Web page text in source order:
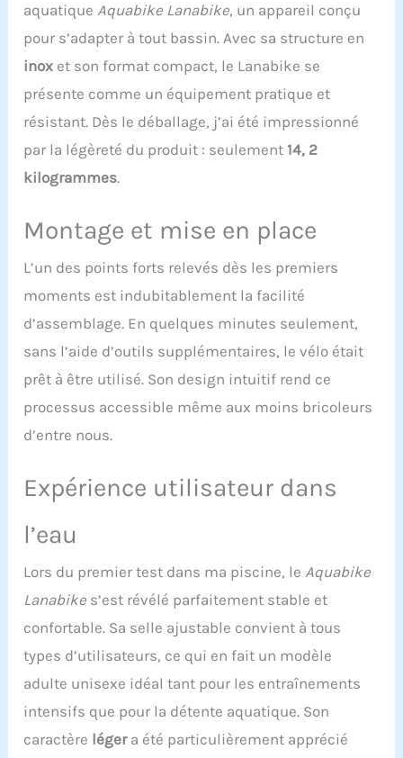
été pensée pour
optimiser vos exercices
aquatiques. La selle tout
comme le guidon sont
réglables en hauteur
grâce aux montants
gradués et le système
Click & Turn Structure en
Elle est
remarquablement bien
et sa légèreté ainsi que
sa capacité de drainage
l'eau en quelques
secondes Résistance et
sont utilisables pieds
nus grâce aux foostraps
pédalage hydraulique.
L’aquabike vous
aquabike peut rester
immergé plusieurs jours
Cependant, pour
augmenter plus encore
2 à 3 fois/semaine et
rincez-le au jet à l'eau
journée
aquatiqueAquabike Lanabike, un appareil conçu
pour s’adapter à tout bassin. Avec sa structure en
inox et son format compact, le Lanabike se
présente comme un équipement pratique et
résistant. Dès le déballage, j’ai été impressionné
par la légèreté du produit : seulement14, 2
kilogrammes.
Montage et mise en place
L’un des points forts relevés dès les premiers
moments est indubitablement la facilité
d’assemblage. En quelques minutes seulement,
sans l’aide d’outils supplémentaires, le vélo était
prêt à être utilisé. Son design intuitif rend ce
processus accessible même aux moins bricoleurs
d’entre nous.
Expérience utilisateur dans
l’eau
Lors du premier test dans ma piscine, leAquabike
Lanabike s’est révélé parfaitement stable et
confortable. Sa selle ajustable convient à tous
types d’utilisateurs, ce qui en fait un modèle
adulte unisexe idéal tant pour les entraînements
intensifs que pour la détente aquatique. Son
caractère légera été particulièrement apprécié